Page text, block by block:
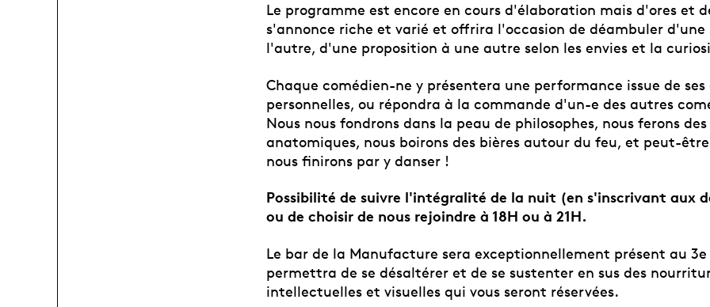
Le programme est encore en cours d'élaboration mais d'ores et
s'annonce riche et varié et offrira l'occasion de déambuler d'une
l'autre, d'une proposition à une autre selon les envies et la
Chaque comédien-ne y présentera une performance issue de ses
personnelles, ou répondra à la commande d'un-e des autres
Nous nous fondrons dans la peau de philosophes, nous ferons
anatomiques, nous boirons des bières autour du feu, et peut-
nous finirons par y danser !
Possibilité de suivre l'intégralité de la nuit (en s'inscrivant aux
ou de choisir de nous rejoindre à 18H ou à 21H.
Le bar de la Manufacture sera exceptionnellement présent au
permettra de se désaltérer et de se sustenter en sus des
intellectuelles et visuelles qui vous seront réservées.